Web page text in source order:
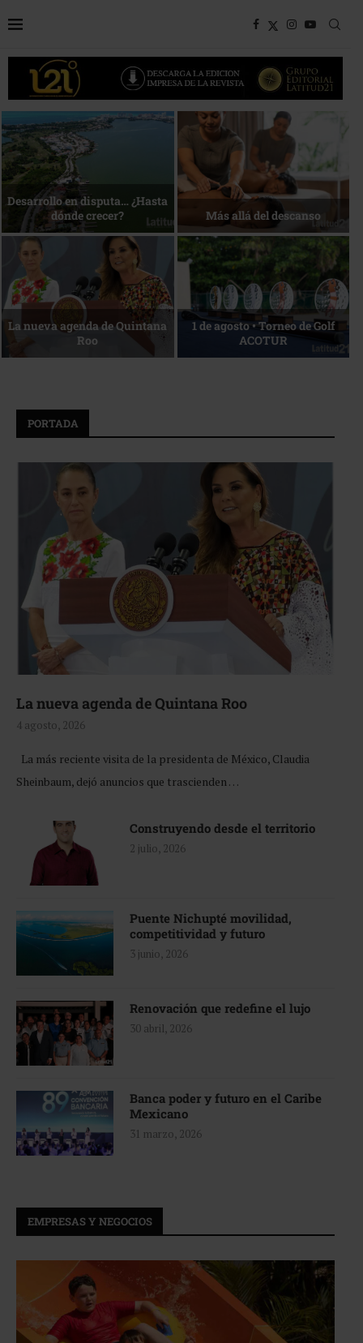
Bottega, un viaje servido a la
mesa
Energía que Impulsa la
competitividad
Reconocimiento de viajeros La esencia del servicio
PORTADA
La nueva agenda de Quintana Roo
4 agosto, 2026
La más reciente visita de la presidenta de México, Claudia
Sheinbaum, dejó anuncios que trascienden …
Construyendo desde el territorio
2 julio, 2026
Puente Nichupté movilidad,
competitividad y futuro
3 junio, 2026
Renovación que redefine el lujo
30 abril, 2026
Banca poder y futuro en el Caribe
Mexicano
31 marzo, 2026
EMPRESAS Y NEGOCIOS